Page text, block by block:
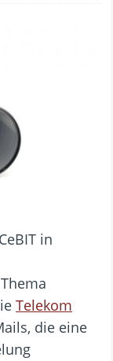
in
Telekom
die eine